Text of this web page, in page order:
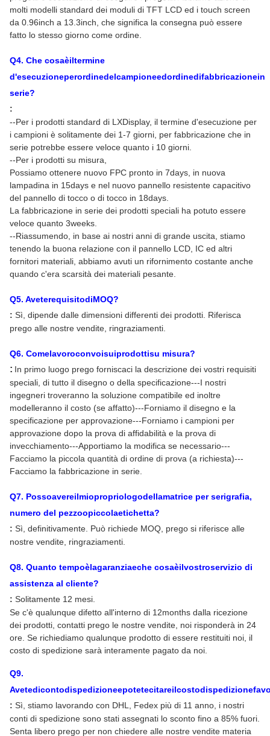
molti modelli standard dei moduli di TFT LCD ed i touch screen
da 0.96inch a 13.3inch, che significa la consegna può essere
fatto lo stesso giorno come ordine.
Q4. Che cosaèiltermine
d'esecuzioneperordinedelcampioneedordinedifabbricazionein
serie?
:
--Per i prodotti standard di LXDisplay, il termine d'esecuzione per
i campioni è solitamente dei 1-7 giorni, per fabbricazione che in
serie potrebbe essere veloce quanto i 10 giorni.
--Per i prodotti su misura,
Possiamo ottenere nuovo FPC pronto in 7days, in nuova
lampadina in 15days e nel nuovo pannello resistente capacitivo
del pannello di tocco o di tocco in 18days.
La fabbricazione in serie dei prodotti speciali ha potuto essere
veloce quanto 3weeks.
--Riassumendo, in base ai nostri anni di grande uscita, stiamo
tenendo la buona relazione con il pannello LCD, IC ed altri
fornitori materiali, abbiamo avuti un rifornimento costante anche
quando c'era scarsità dei materiali pesante.
Q5. AveterequisitodiMOQ?
: Sì, dipende dalle dimensioni differenti dei prodotti. Riferisca
prego alle nostre vendite, ringraziamenti.
Q6. Comelavoroconvoisuiprodottisu misura?
: In primo luogo prego forniscaci la descrizione dei vostri requisiti
speciali, di tutto il disegno o della specificazione---I nostri
ingegneri troveranno la soluzione compatibile ed inoltre
modelleranno il costo (se affatto)---Forniamo il disegno e la
specificazione per approvazione---Forniamo i campioni per
approvazione dopo la prova di affidabilità e la prova di
invecchiamento---Apportiamo la modifica se necessario---
Facciamo la piccola quantità di ordine di prova (a richiesta)---
Facciamo la fabbricazione in serie.
Q7. Possoavereilmiopropriologodellamatrice per serigrafia,
numero del pezzoopiccolaetichetta?
: Sì, definitivamente. Può richiede MOQ, prego si riferisce alle
nostre vendite, ringraziamenti.
Q8. Quanto tempoèlagaranziaeche cosaèilvostroservizio di
assistenza al cliente?
: Solitamente 12 mesi.
Se c'è qualunque difetto all'interno di 12months dalla ricezione
dei prodotti, contatti prego le nostre vendite, noi risponderà in 24
ore. Se richiediamo qualunque prodotto di essere restituiti noi, il
costo di spedizione sarà interamente pagato da noi.
Q9.
: Sì, stiamo lavorando con DHL, Fedex più di 11 anno, i nostri
conti di spedizione sono stati assegnati lo sconto fino a 85% fuori.
Senta libero prego per non chiedere alle nostre vendite materia